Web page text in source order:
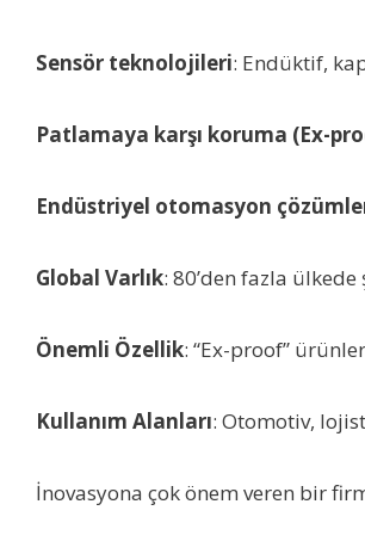
Sensör teknolojileri: Endüktif,
Patlamaya karşı koruma (Ex-
Endüstriyel otomasyon
Global Varlık: 80’den fazla
Önemli Özellik: “Ex-proof”
Kullanım Alanları: Otomotiv,
İnovasyona çok önem veren bir